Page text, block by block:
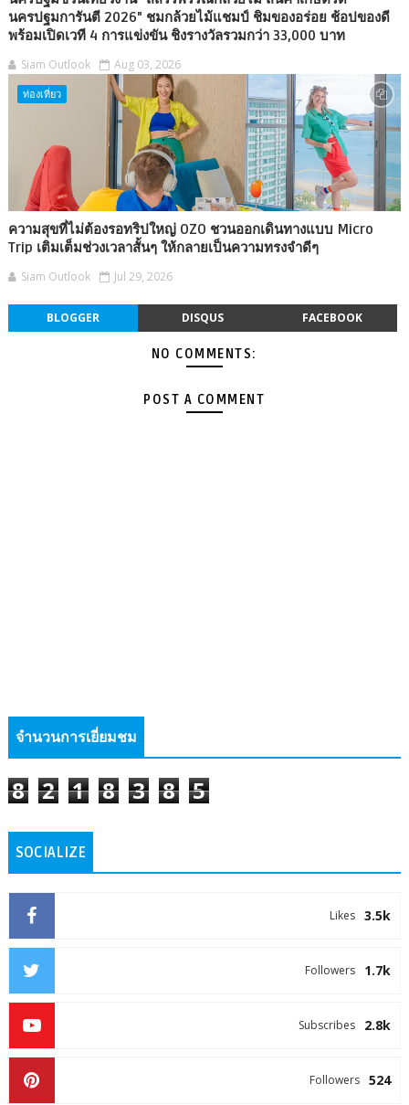
นครปฐมการันตี 2026" ชมกล้วยไม้แชมป์ ชิมของอร่อย ช้อปของดี
พร้อมเปิดเวที 4 การแข่งขัน ชิงรางวัลรวมกว่า 33,000 บาท
Siam Outlook Aug 03, 2026
ท่องเที่ยว
ความสุขที่ไม่ต้องรอทริปใหญ่ OZO ชวนออกเดินทางแบบ Micro
Trip เติมเต็มช่วงเวลาสั้นๆ ให้กลายเป็นความทรงจำดีๆ
Siam Outlook Jul 29, 2026
BLOGGER DISQUS FACEBOOK
NO COMMENTS:
POST A COMMENT
จำนวนการเยี่ยมชม
8 2 1 8 3 8 5
SOCIALIZE
3.5k
Likes
1.7k
Followers
2.8k
Subscribes
524
Followers